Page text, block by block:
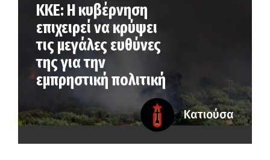
ΚΚΕ: Η κυβέρνηση
επιχειρεί να κρύψει
τις μεγάλες ευθύνες
της για την
εμπρηστική πολιτική
Κατιούσα